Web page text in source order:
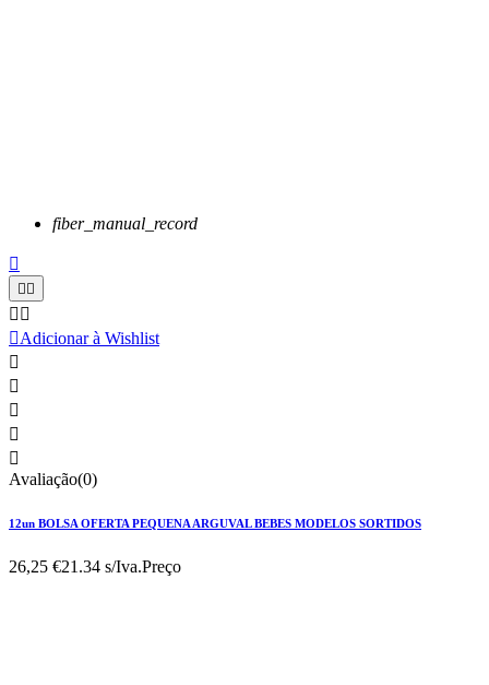
fiber_manual_record

 
 
Adicionar à Wishlist





Avaliação(0)
12un BOLSA OFERTA PEQUENA ARGUVAL BEBES MODELOS SORTIDOS
26,25 €21.34 s/Iva.Preço